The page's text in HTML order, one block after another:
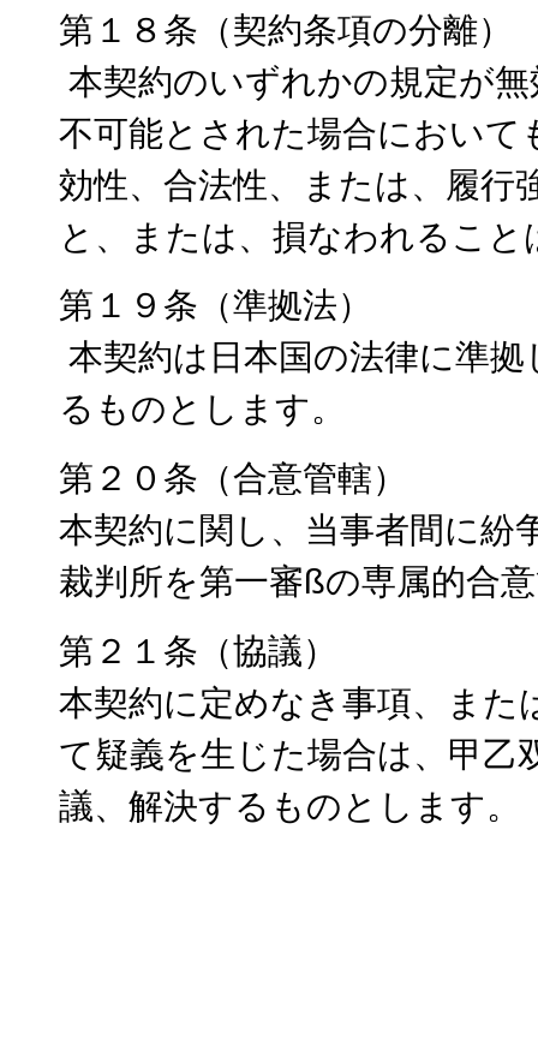
第１８条（契約条項の分離）
本契約のいずれかの規定が
不可能とされた場合において
効性、合法性、または、履行
と、または、損なわれるこ
第１９条（準拠法）
本契約は日本国の法律に準
るものとします。
第２０条（合意管轄）
本契約に関し、当事者間に紛
裁判所を第一審ßの専属的合
第２１条（協議）
本契約に定めなき事項、また
て疑義を生じた場合は、甲乙
議、解決するものとします。